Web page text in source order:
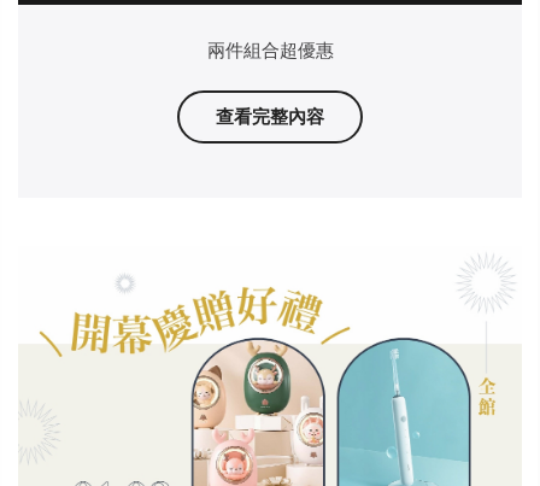
兩件組合超優惠
查看完整內容